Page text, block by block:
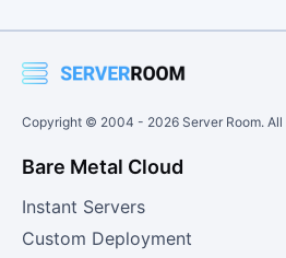
Copyright © 2004 - 2026 Server Room.
Bare Metal Cloud
Instant Servers
Custom Deployment